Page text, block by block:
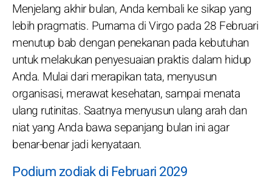
Menjelang akhir bulan, Anda kembali ke sikap yang
lebih pragmatis. Purnama di Virgo pada 28 Februari
menutup bab dengan penekanan pada kebutuhan
untuk melakukan penyesuaian praktis dalam hidup
Anda. Mulai dari merapikan tata, menyusun
organisasi, merawat kesehatan, sampai menata
ulang rutinitas. Saatnya menyusun ulang arah dan
niat yang Anda bawa sepanjang bulan ini agar
benar-benar jadi kenyataan.
Podium zodiak di Februari 2029